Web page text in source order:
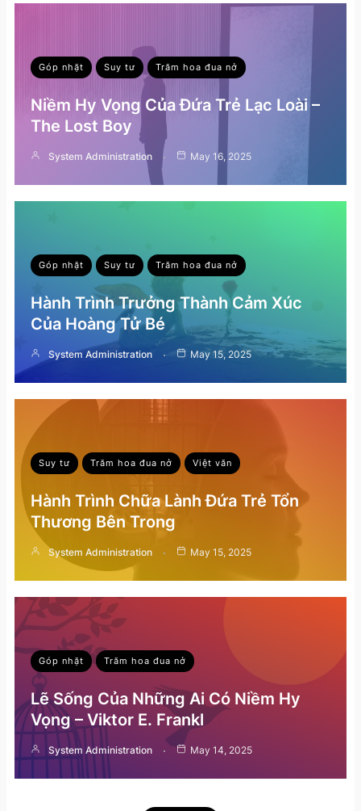
Góp nhặt Suy tư Trăm hoa đua nở
Niềm Hy Vọng Của Đứa Trẻ Lạc Loài –
The Lost Boy
System Administration May 16, 2025
Góp nhặt Suy tư Trăm hoa đua nở
Hành Trình Trưởng Thành Cảm Xúc
Của Hoàng Tử Bé
System Administration May 15, 2025
Suy tư Trăm hoa đua nở Việt văn
Hành Trình Chữa Lành Đứa Trẻ Tổn
Thương Bên Trong
System Administration May 15, 2025
Góp nhặt Trăm hoa đua nở
Lẽ Sống Của Những Ai Có Niềm Hy
Vọng – Viktor E. Frankl
System Administration May 14, 2025